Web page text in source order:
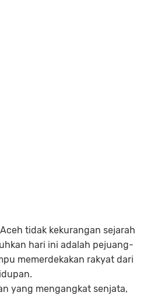
tidak kekurangan sejarah
hari ini adalah pejuang-
memerdekakan rakyat dari
yang mengangkat senjata,